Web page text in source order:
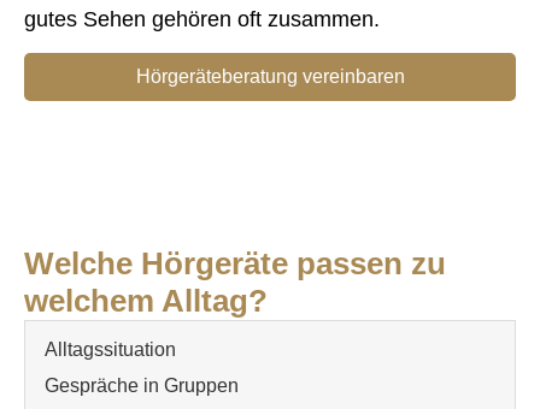
gutes Sehen gehören oft zusammen.
Hörgeräteberatung vereinbaren
Welche Hörgeräte passen zu
welchem Alltag?
Gespräche in Gruppen